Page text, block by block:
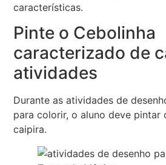
características.
Pinte o Cebolinha
caracterizado de
atividades
Durante as atividades de
para colorir, o aluno deve pintar
caipira.